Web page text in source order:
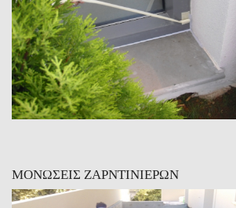
ΜΟΝΩΣΕΙΣ ΖΑΡΝΤΙΝΙΕΡΩΝ